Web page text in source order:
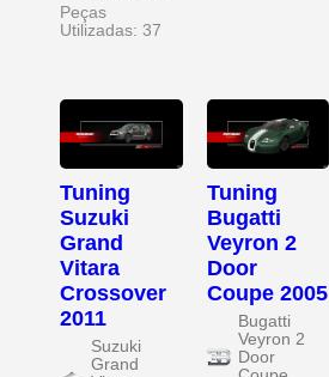
Peças
Utilizadas: 37
Tuning
Suzuki
Grand
Vitara
Crossover
2011
Suzuki
Grand
Tuning
Bugatti
Veyron 2
Door
Coupe 2005
Bugatti
Veyron 2
Door